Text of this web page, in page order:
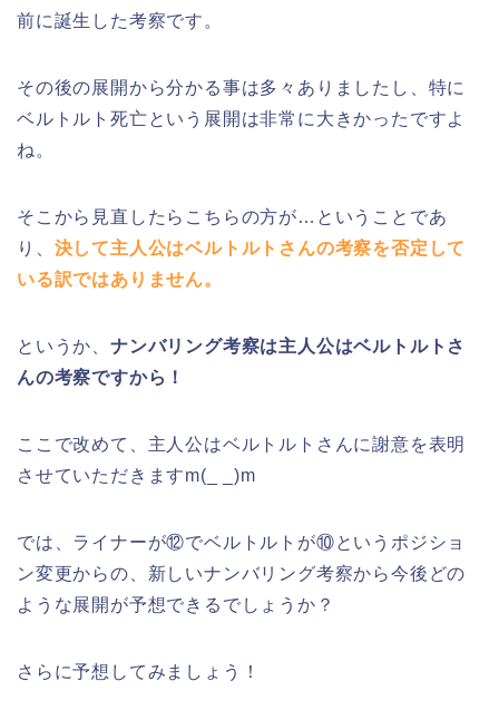
前に誕生した考察です。
その後の展開から分かる事は多々ありましたし、特に
ベルトルト死亡という展開は非常に大きかったですよ
ね。
そこから見直したらこちらの方が…ということであ
り、 決して主人公はベルトルトさんの考察を否定して
いる訳ではありません。
というか、 ナンバリング考察は主人公はベルトルトさ
んの考察ですから！
ここで改めて、主人公はベルトルトさんに謝意を表明
させていただきますm(_ _)m
では、ライナーが⑫でベルトルトが⑩というポジショ
ン変更からの、新しいナンバリング考察から今後どの
ような展開が予想できるでしょうか？
さらに予想してみましょう！